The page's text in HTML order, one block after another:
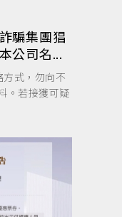
騙集團猖
公司名...
方式，勿向不
。若接獲可疑